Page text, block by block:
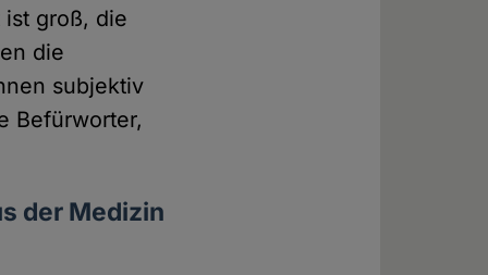
ist groß, die
die
subjektiv
Befürworter,
der Medizin